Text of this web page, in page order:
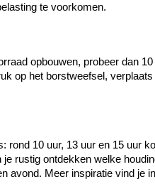
te voorkomen.
opbouwen, probeer dan
op het borstweefsel,
10 uur, 13 uur en 15 uur
rustig ontdekken welke
avond. Meer inspiratie vind je